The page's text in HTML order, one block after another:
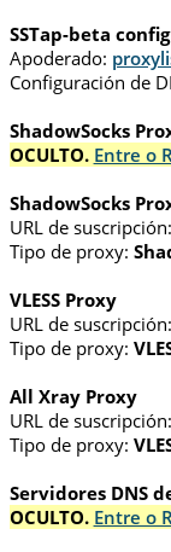
SSTap-beta
Apoderado:
Configuración de
ShadowSocks
OCULTO. Entre o
ShadowSocks
URL de suscripción:
Tipo de proxy:
VLESS Proxy
URL de suscripción:
Tipo de proxy:
All Xray Proxy
URL de suscripción:
Tipo de proxy:
Servidores DNS
OCULTO. Entre o